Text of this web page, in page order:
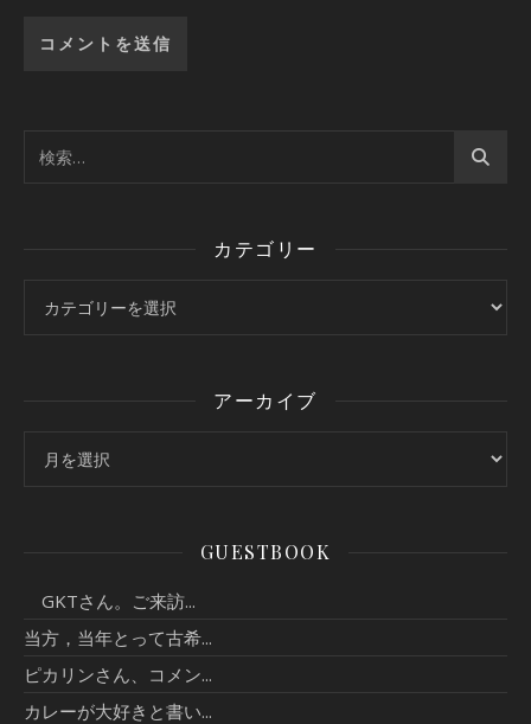
カテゴリー
アーカイブ
GUESTBOOK
GKTさん。ご来訪...
当方，当年とって古希...
ピカリンさん、コメン...
カレーが大好きと書い...